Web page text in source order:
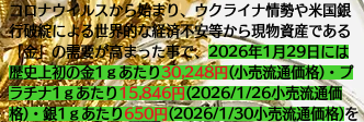
コロナウイルスから始まり、ウクライナ情勢や米国銀
行破綻による世界的な経済不安等から現物資産である
「金」の需要が高まった事で、2026年1月29 日には
歴史上初の金1ｇあたり30,248円 (小売流通価格)・プ
ラチナ1ｇあたり 15,846 円 (2026/1/26小売流通価
格)・銀1ｇあたり 650 円 (2026/1/30小売流通価格)を